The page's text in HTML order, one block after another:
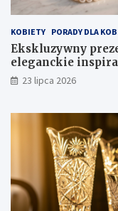
KOBIETY PORADY DLA
Ekskluzywny
eleganckie
23 lipca 2026